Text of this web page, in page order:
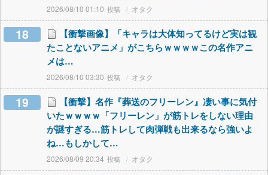
2026/08/10 01:10 オタク
18
【衝撃画像】「キャラは大体知ってるけど実は観
たことないアニメ」がこちらｗｗｗｗこの名作アニ
メは…
2026/08/10 03:30 オタク
19
【衝撃】名作『葬送のフリーレン』凄い事に気付
いたｗｗｗｗ「フリーレン」が筋トレをしない理由
が謎すぎる…筋トレして肉弾戦も出来るなら強いよ
ね…もしかして…
2026/08/09 20:34 オタク